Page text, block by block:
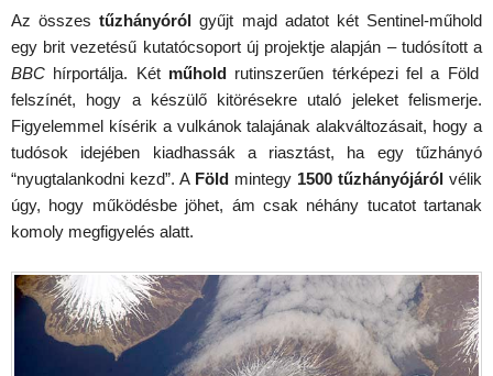
Az összes tűzhányóról gyűjt majd adatot két Sentinel-műhold
egy brit vezetésű kutatócsoport új projektje alapján – tudósított a
BBC hírportálja. Két műhold rutinszerűen térképezi fel a Föld
felszínét, hogy a készülő kitörésekre utaló jeleket felismerje.
Figyelemmel kísérik a vulkánok talajának alakváltozásait, hogy a
tudósok idejében kiadhassák a riasztást, ha egy tűzhányó
“nyugtalankodni kezd”. A Föld mintegy 1500 tűzhányójáról vélik
úgy, hogy működésbe jöhet, ám csak néhány tucatot tartanak
komoly megfigyelés alatt.